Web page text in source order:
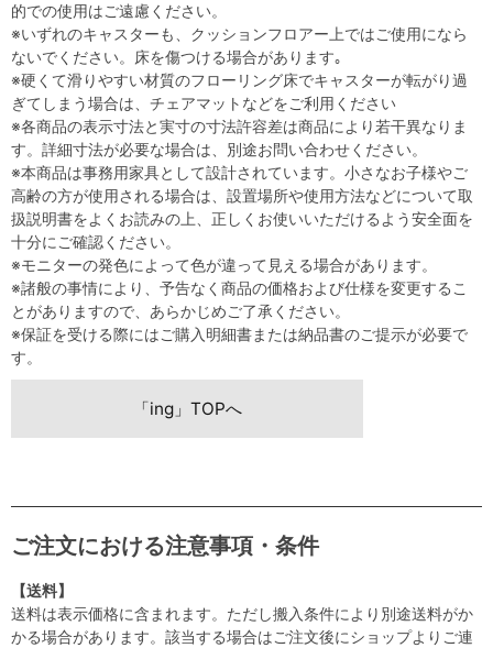
的での使用はご遠慮ください。
※いずれのキャスターも、クッションフロアー上ではご使用になら
ないでください。床を傷つける場合があります｡
※硬くて滑りやすい材質のフローリング床でキャスターが転がり過
ぎてしまう場合は、チェアマットなどをご利用ください
※各商品の表示寸法と実寸の寸法許容差は商品により若干異なりま
す。詳細寸法が必要な場合は、別途お問い合わせください。
※本商品は事務用家具として設計されています。小さなお子様やご
高齢の方が使用される場合は、設置場所や使用方法などについて取
扱説明書をよくお読みの上、正しくお使いいただけるよう安全面を
十分にご確認ください。
※モニターの発色によって色が違って見える場合があります。
※諸般の事情により、予告なく商品の価格および仕様を変更するこ
とがありますので、あらかじめご了承ください。
※保証を受ける際にはご購入明細書または納品書のご提示が必要で
す。
「ing」TOPへ
ご注文における注意事項・条件
【送料】
送料は表示価格に含まれます。ただし搬入条件により別途送料がか
かる場合があります。該当する場合はご注文後にショップよりご連